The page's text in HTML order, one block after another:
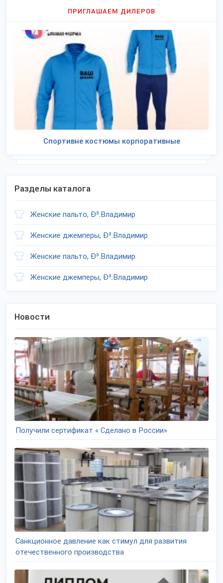
ПРИГЛАШАЕМ ДИЛЕРОВ
Спортивне костюмы корпоративные
Разделы каталога
Женские пальто, Ð³.Владимир
Женские джемперы, Ð³.Владимир
Женские пальто, Ð³.Владимир
Женские джемперы, Ð³.Владимир
Новости
Получили сертификат « Сделано в России»
Санкционное давление как стимул для развития
отечественного производства